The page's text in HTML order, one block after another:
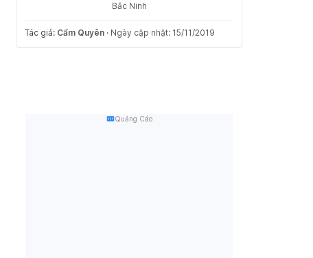
Bắc Ninh
Tác giả: Cẩm Quyên · Ngày cập nhật: 15/11/2019
Quảng Cáo